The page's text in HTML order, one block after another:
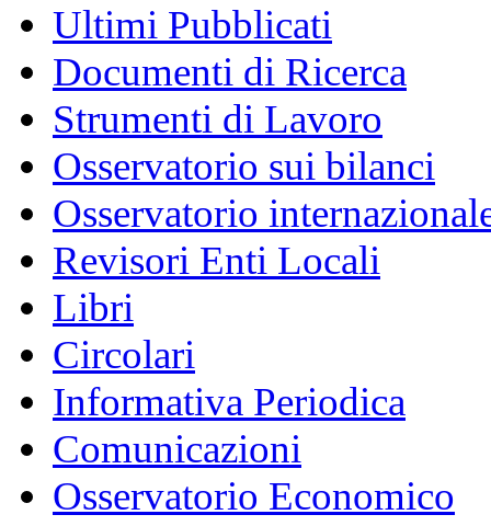
Ultimi Pubblicati
Documenti di Ricerca
Strumenti di Lavoro
Osservatorio sui bilanci
Osservatorio
Revisori Enti Locali
Libri
Circolari
Informativa Periodica
Comunicazioni
Osservatorio Economico